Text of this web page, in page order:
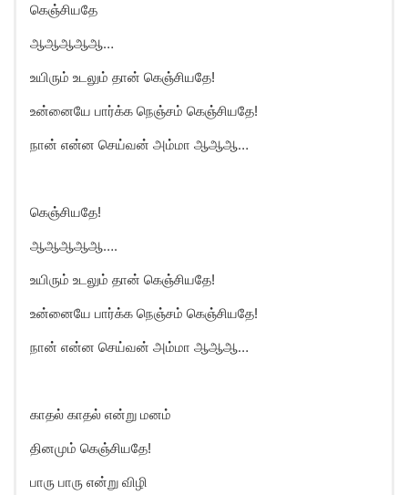
கெஞ்சியதே
ஆஆஆஆஆ…
உயிரும் உடலும் தான் கெஞ்சியதே!
உன்னையே பார்க்க நெஞ்சம் கெஞ்சியதே!
நான் என்ன செய்வன் அம்மா ஆஆஆ…
கெஞ்சியதே!
ஆஆஆஆஆ….
உயிரும் உடலும் தான் கெஞ்சியதே!
உன்னையே பார்க்க நெஞ்சம் கெஞ்சியதே!
நான் என்ன செய்வன் அம்மா ஆஆஆ…
காதல் காதல் என்று மனம்
தினமும் கெஞ்சியதே!
பாரு பாரு என்று விழி